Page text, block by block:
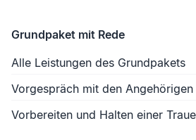
Grundpaket mit Rede
Alle Leistungen des Grundpakets
Vorgespräch mit den
Vorbereiten und Halten einer